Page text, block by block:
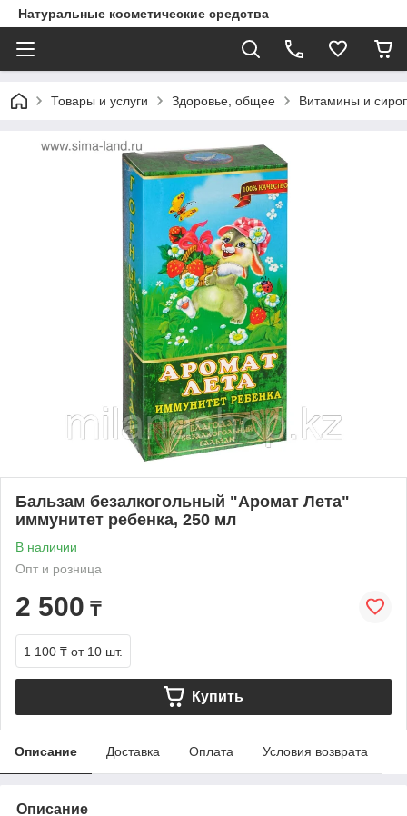
Натуральные косметические средства
Товары и услуги Здоровье, общее Витамины и
Бальзам безалкогольный "Аромат Лета"
иммунитет ребенка, 250 мл
В наличии
Опт и розница
2 500 ₸
1 100 ₸ от 10 шт.
Купить
Описание Доставка Оплата Условия возврата
Описание